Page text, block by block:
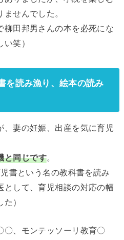
せんでした。
柳田邦男さんの本を必死にな
笑）
を読み漁り、絵本の読み
、妻の妊娠、出産を気に育児
と同じです。
書という名の教科書を読み
として、育児相談の対応の幅
）
〇、モンテッソーリ教育〇